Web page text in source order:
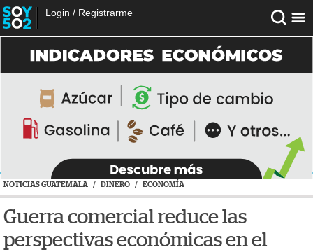
Login / Registrarme
NOTICIAS GUATEMALA / DINERO / ECONOMÍA
Guerra comercial reduce las
perspectivas económicas en el